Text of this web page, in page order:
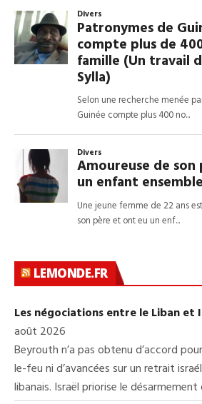
LEMONDE.FR
Les négociations entre le Liban et
août 2026
Beyrouth n’a pas obtenu d’accord
le-feu ni d’avancées sur un retrait
libanais. Israël priorise le désarmement